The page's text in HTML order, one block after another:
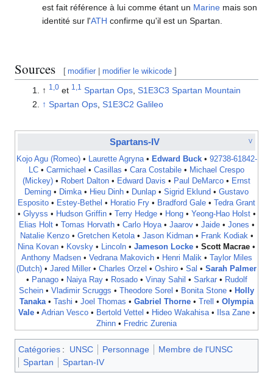
est fait référence à lui comme étant un Marinemais son
identité sur l'ATH confirme qu'il est un Spartan.
Sources [ modifier |modifier le wikicode ]
↑ 1,0et 1,1 Spartan Ops, S1E3C3 Spartan Mountain
↑ Spartan Ops, S1E3C2 Galileo
V
Spartans-IV
Kojo Agu (Romeo)• Laurette Agryna• Edward Buck• 92738-61842-
LC • Carmichael • Casillas • Cara Costabile • Michael Crespo
(Mickey) • Robert Dalton • Edward Davis • Paul DeMarco • Ernst
Deming • Dimka• Hieu Dinh • Dunlap • Sigrid Eklund • Gustavo
Esposito • Estey-Bethel • Horatio Fry • Bradford Gale •
Tedra Grant
• Glyyss • Hudson Griffin• Terry Hedge• Hong• Yeong-Hao Holst•
Elias Holt• Tomas Horvath• Carlo Hoya• Jaarov• Jaide• Jones •
Natalie Kenzo• Gretchen Ketola• Jason Kidman• Frank Kodiak•
Nina Kovan • Kovsky • Lincoln • Jameson Locke • Scott Macrae •
Anthony Madsen• Vedrana Makovich• Henri Malik•
Taylor Miles
(Dutch) • Jared Miller • Charles Orzel • Oshiro • Sal • Sarah Palmer
• Panago• Naiya Ray• Rosado• Vinay Sahil • Sarkar• Rudolf
Schein • Vladimir Scruggs • Theodore Sorel • Bonita Stone • Holly
Tanaka• Tashi • Joel Thomas • Gabriel Thorne • Trell • Olympia
Vale• Adrian Vesco• Bertold Vettel • Hideo Wakahisa• Ilsa Zane•
Zhinn • Fredric Zurenia
Catégories : UNSC Personnage
Membre de l'UNSC
Spartan
Spartan-IV